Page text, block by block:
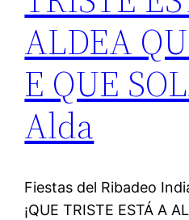
ALDEA
E QUE
Alda
Fiestas del Ribadeo
¡QUE TRISTE ESTÁ A